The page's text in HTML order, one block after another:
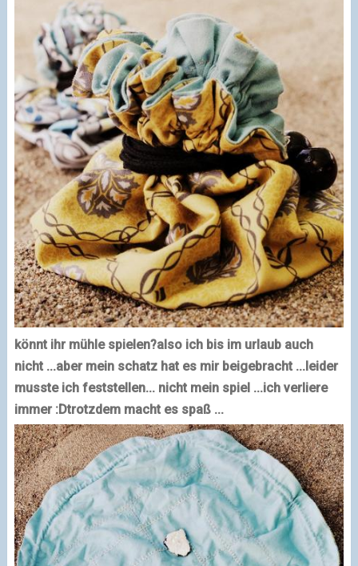
könnt ihr mühle spielen?also ich bis im urlaub auch
nicht ...aber mein schatz hat es mir beigebracht ...leider
musste ich feststellen... nicht mein spiel ...ich verliere
immer :Dtrotzdem macht es spaß ...